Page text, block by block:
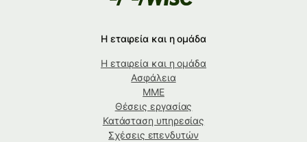
Η εταιρεία και η ομάδα
Η εταιρεία και η ομάδα
Ασφάλεια
ΜΜΕ
Θέσεις εργασίας
Κατάσταση υπηρεσίας
Σχέσεις επενδυτών